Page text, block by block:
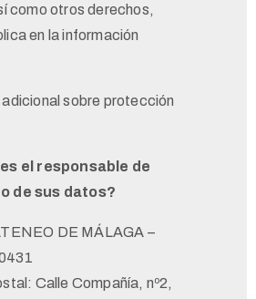
como otros derechos,
en la información
sobre protección
el responsable de
de sus datos?
DE MÁLAGA –
Calle Compañía, nº2,